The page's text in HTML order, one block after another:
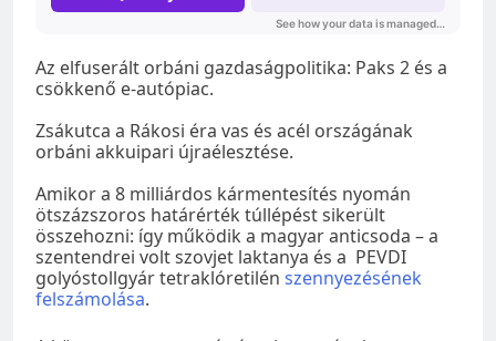
Az elfuserált orbáni gazdaságpolitika: Paks 2 és a
csökkenő e-autópiac.
Zsákutca a Rákosi éra vas és acél országának
orbáni akkuipari újraélesztése.
Amikor a 8 milliárdos kármentesítés nyomán
ötszázszoros határérték túllépést sikerült
összehozni: így működik a magyar anticsoda – a
szentendrei volt szovjet laktanya és a PEVDI
golyóstollgyár tetraklóretilén szennyezésének
felszámolása.